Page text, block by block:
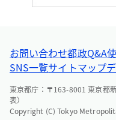
お問い合わせ都政Q&A
SNS一覧サイトマップ
東京都庁：〒163-8001 東京都
表）
Copyright (C) Tokyo